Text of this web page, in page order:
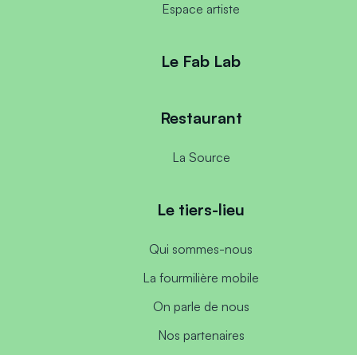
Espace artiste
Le Fab Lab
Restaurant
La Source
Le tiers-lieu
Qui sommes-nous
La fourmilière mobile
On parle de nous
Nos partenaires